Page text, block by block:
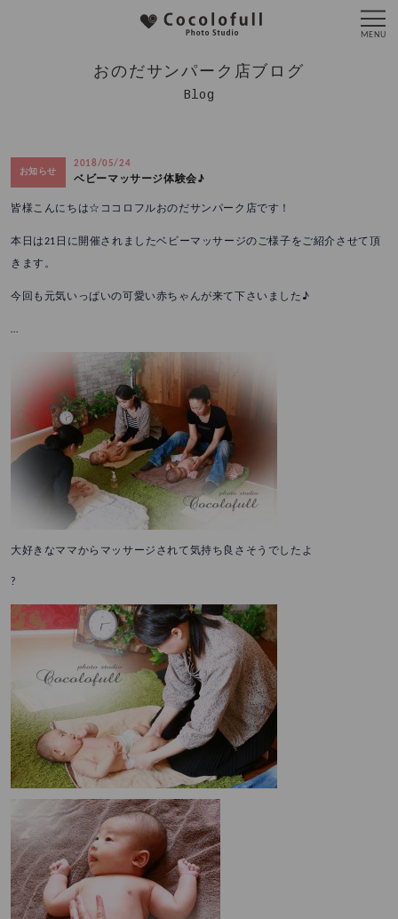
おのだサンパーク店ブログ
Blog
お知らせ
2018/05/24
ベビーマッサージ体験会♪
皆様こんにちは☆ココロフルおのだサンパーク店です！
本日は21日に開催されましたベビーマッサージのご様子をご紹介させて頂
きます。
今回も元気いっぱいの可愛い赤ちゃんが来て下さいました♪
…
大好きなママからマッサージされて気持ち良さそうでしたよ
?